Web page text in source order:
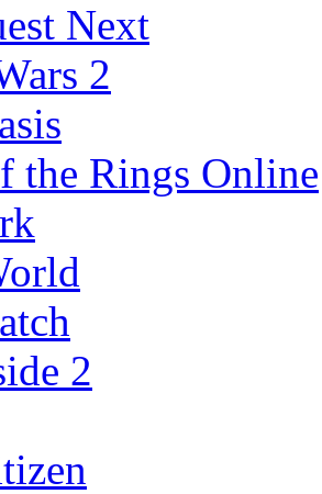
Next
2
the Rings Online
2